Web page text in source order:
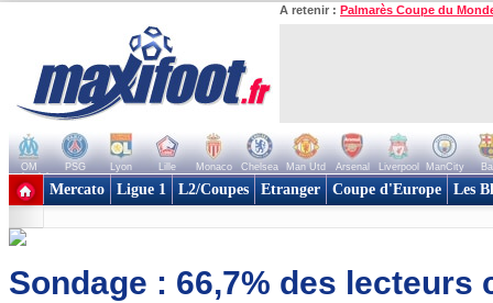
A retenir : Palmarès Coupe du
OM PSG Lyon Lille Monaco Chelsea Man Utd Arsenal Liverpool ManCity
+ de clubs
Mercato Ligue 1 L2/Coupes Etranger Coupe d'Europe Les
Sondage : 66,7% des lecteurs